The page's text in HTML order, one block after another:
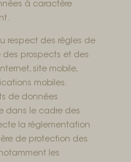
à caractère
respect des règles de
des prospects et des
site mobile,
mobiles.
de données
dans le cadre des
la réglementation
de protection des
les